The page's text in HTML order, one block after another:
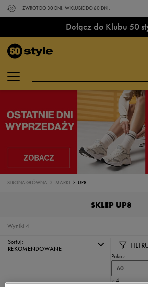
ZWROT DO 30 DNI. W KLUBIE DO 60 DNI.
Dołącz do Klubu 50
STRONA GŁÓWNA MARKI UP8
SKLEP UP8
4
Wyniki
Sortuj:
REKOMENDOWANE
Pokaż
60
z 4